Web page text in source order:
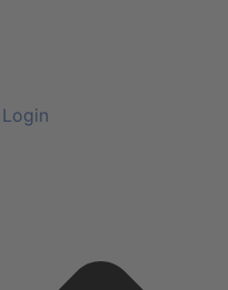
Login